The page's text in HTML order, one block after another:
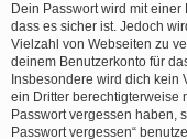
Dein Passwort wird mit
dass es sicher ist. Jedoch
Vielzahl von Webseiten zu
deinem Benutzerkonto für
Insbesondere wird dich kein
ein Dritter berechtigterweise
Passwort vergessen haben,
Passwort vergessen“